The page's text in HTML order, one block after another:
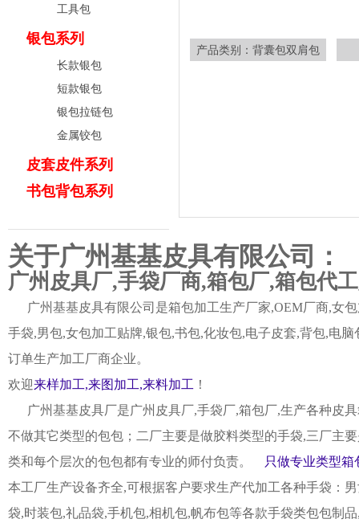
工具包
银包系列
长款银包
短款银包
银包拉链包
金属铰包
皮套皮件系列
书包背包系列
产品类别：背囊包双肩包
关于广州基基皮具有限公司：
广州皮具厂,手袋厂商,箱包厂,箱包代
广州基基皮具有限公司是箱包加工生产厂家,OEM厂商,女
手袋,男包,女包加工贴牌,银包,书包,化妆包,电子皮套,背包,电
订单生产加工厂商企业。
欢迎来样加工,来图加工,来料加工 ！
广州基基皮具厂是广州皮具厂,手袋厂,箱包厂,生产各种皮
不做其它类型的包包；二厂主要是做胶料类型的手袋,三厂主
类和每个层次的包包都有专业的师付负责。
只做专业类型箱
本工厂生产设备齐全,可根据客户要求生产代加工各种手袋：
袋,时装包,礼品袋,手机包,相机包,帆布包等各款手袋类包包制